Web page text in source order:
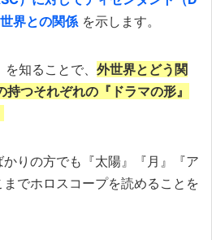
界との関係 を示します。
知ることで、 外世界とどう関
つそれぞれの『ドラマの形』
りの方でも『太陽』『月』『ア
でホロスコープを読めることを